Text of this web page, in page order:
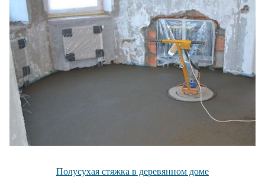
Полусухая стяжка в деревянном доме